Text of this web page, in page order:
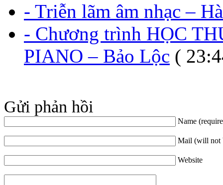
- Triễn lãm âm nhạc –
- Chương trình HỌC
PIANO – Bảo Lộc (
Gửi phản hồi
Name
Mail (will not
Website